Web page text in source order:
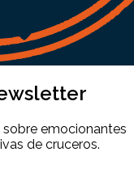
emocionantes
de cruceros.